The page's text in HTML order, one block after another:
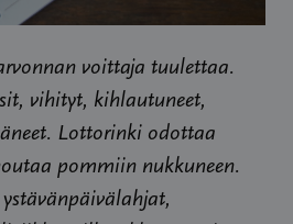
voittaja tuulettaa.
vihityt, kihlautuneet,
Lottorinki odottaa
pommiin nukkuneen.